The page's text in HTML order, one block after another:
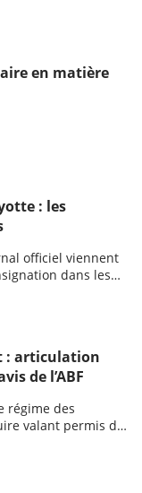
d’une évolution
en matière
: les
officiel viennent
dans les
le cadre de la
: articulation
de l’ABF
régime des
valant permis de